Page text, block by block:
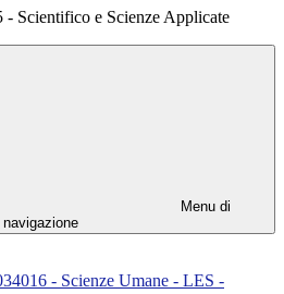
Scientifico e Scienze Applicate
Menu di
navigazione
- Scienze Umane - LES -